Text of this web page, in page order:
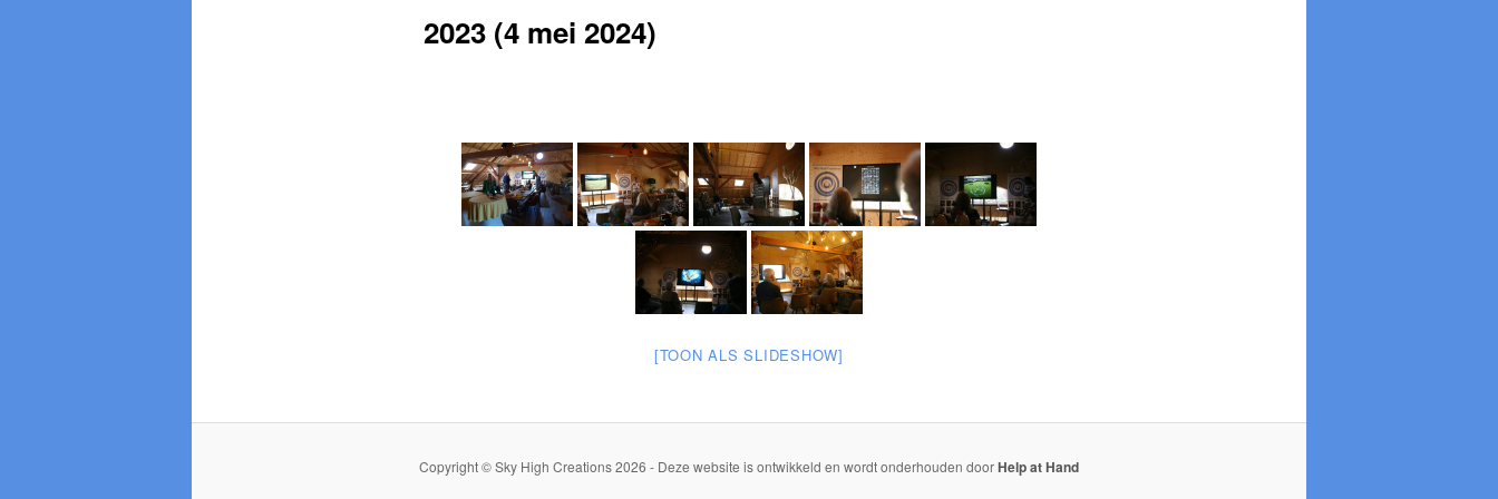
2023 (4 mei 2024)
[TOON ALS SLIDESHOW]
Copyright © Sky High Creations 2026 - Deze website is ontwikkeld en wordt onderhouden doorHelp at Hand